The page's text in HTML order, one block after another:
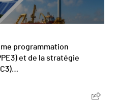
programmation
et de la stratégie